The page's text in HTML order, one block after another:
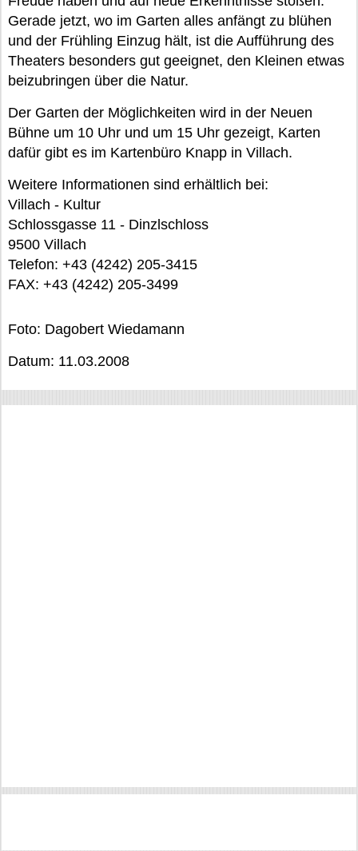
Gerade jetzt, wo im Garten alles anfängt zu blühen
und der Frühling Einzug hält, ist die Aufführung des
Theaters besonders gut geeignet, den Kleinen etwas
beizubringen über die Natur.
Der Garten der Möglichkeiten wird in der Neuen
Bühne um 10 Uhr und um 15 Uhr gezeigt, Karten
dafür gibt es im Kartenbüro Knapp in Villach.
Weitere Informationen sind erhältlich bei:
Villach - Kultur
Schlossgasse 11 - Dinzlschloss
9500 Villach
Telefon: +43 (4242) 205-3415
FAX: +43 (4242) 205-3499
Foto: Dagobert Wiedamann
Datum: 11.03.2008